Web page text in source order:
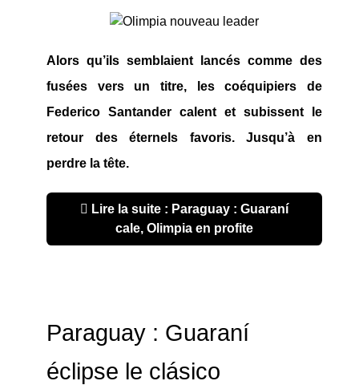
Alors qu’ils semblaient lancés comme des
fusées vers un titre, les coéquipiers de
Federico Santander calent et subissent le
retour des éternels favoris. Jusqu’à en
perdre la tête.
Lire la suite : Paraguay : Guaraní
cale, Olimpia en profite
Paraguay : Guaraní
éclipse le clásico